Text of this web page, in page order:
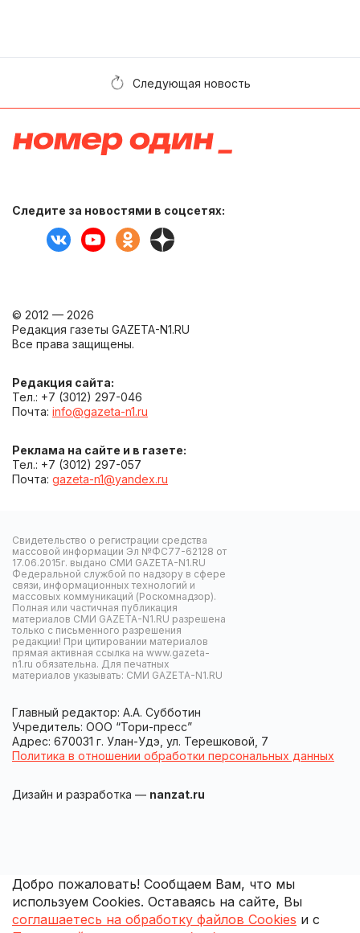
Следующая новость
Следите за новостями в соцсетях:
© 2012 — 2026
Редакция газеты GAZETA-N1.RU
Все права защищены.
Редакция сайта:
Тел.: +7 (3012) 297-046
Почта: info@gazeta-n1.ru
Реклама на сайте и в газете:
Тел.: +7 (3012) 297-057
Почта: gazeta-n1@yandex.ru
Свидетельство о регистрации средства
массовой информации Эл №ФС77-62128 от
17.06.2015г. выдано СМИ GAZETA-N1.RU
Федеральной службой по надзору в сфере
связи, информационных технологий и
массовых коммуникаций (Роскомнадзор).
Полная или частичная публикация
материалов СМИ GAZETA-N1.RU разрешена
только с письменного разрешения
редакции! При цитировании материалов
прямая активная ссылка на www.gazeta-
n1.ru обязательна. Для печатных
материалов указывать: СМИ GAZETA-N1.RU
Главный редактор: А.А. Субботин
Учредитель: ООО “Тори-пресс”
Адрес: 670031 г. Улан-Удэ, ул. Терешковой, 7
Политика в отношении обработки персональных данных
Дизайн и разработка — nanzat.ru
Добро пожаловать! Сообщаем Вам, что мы
используем Cookies. Оставаясь на сайте, Вы
соглашаетесь на обработку файлов Cookies и с